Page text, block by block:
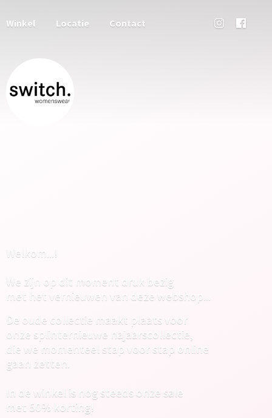
Winkel Locatie Contact
Welkom...!
We zijn op dit moment druk bezig
met het vernieuwen van deze webshop...
De oude collectie maakt plaats voor
onze splinternieuwe najaarscollectie,
die we momenteel stap voor stap online
gaan zetten.
In de winkel is nog steeds onze sale
met 50% korting!